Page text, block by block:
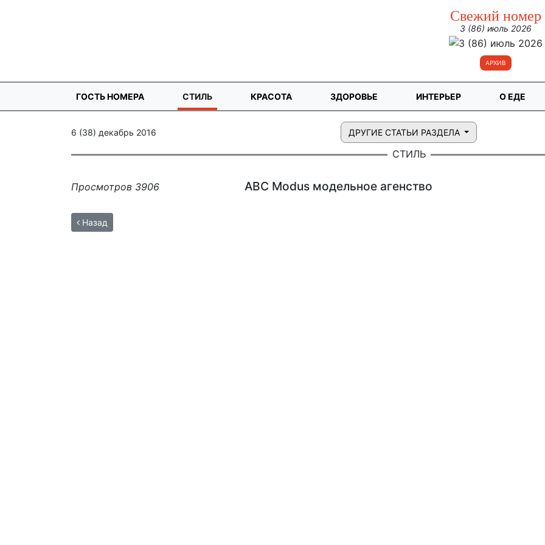
Свежий номер
3 (86) июль 2026
АРХИВ
ГОСТЬ НОМЕРА СТИЛЬ КРАСОТА ЗДОРОВЬЕ ИНТЕРЬЕР О ЕДЕ
6 (38) декабрь 2016 ДРУГИЕ СТАТЬИ РАЗДЕЛА
СТИЛЬ
Просмотров 3906 ABC Modus модельное агенство
Назад